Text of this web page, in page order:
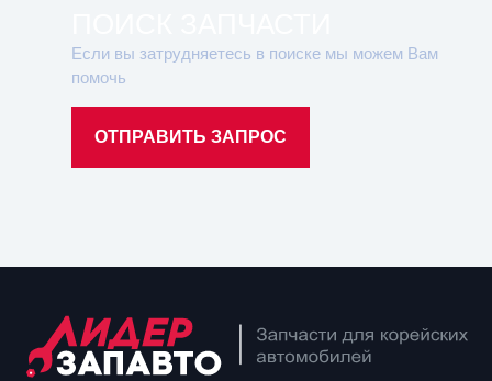
Если вы затрудняетесь в поиске мы можем Вам
помочь
ОТПРАВИТЬ ЗАПРОС